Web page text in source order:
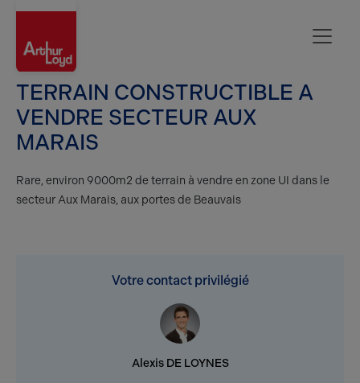
TERRAIN CONSTRUCTIBLE A
VENDRE SECTEUR AUX
MARAIS
Rare, environ 9000m2 de terrain à vendre en zone UI dans le
secteur Aux Marais, aux portes de Beauvais
Votre contact privilégié
Alexis DE LOYNES